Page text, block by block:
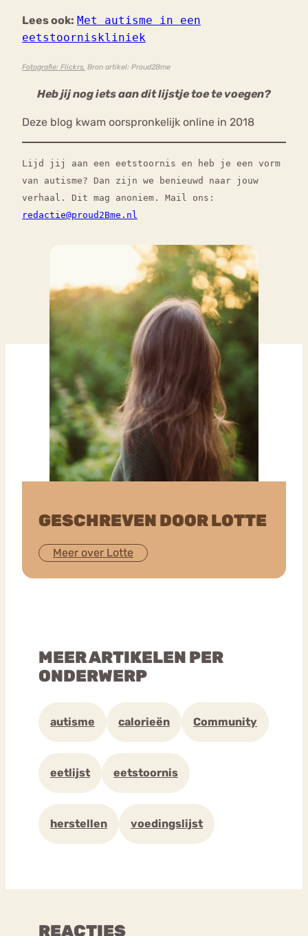
Lees ook: Met autisme in een
eetstoorniskliniek
Fotografie: Flickrs, Bron artikel: Proud2Bme
Heb jij nog iets aan dit lijstje toe te voegen?
Deze blog kwam oorspronkelijk online in 2018
Lijd jij aan een eetstoornis en heb je een vorm
van autisme? Dan zijn we benieuwd naar jouw
verhaal. Dit mag anoniem. Mail ons:
redactie@proud2Bme.nl
GESCHREVEN DOOR LOTTE
Meer over Lotte
MEER ARTIKELEN PER
ONDERWERP
autisme calorieën Community
eetlijst eetstoornis
herstellen voedingslijst
REACTIES